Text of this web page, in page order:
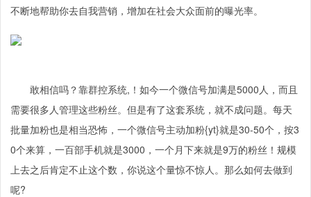
不断地帮助你去自我营销，增加在社会大众面前的曝光率。
敢相信吗？靠群控系统,！如今一个微信号加满是5000人，而且
需要很多人管理这些粉丝。但是有了这套系统，就不成问题。每天
批量加粉也是相当恐怖，一个微信号主动加粉{yt}就是30-50个，按3
0个来算，一百部手机就是3000，一个月下来就是9万的粉丝！规模
上去之后肯定不止这个数，你说这个量惊不惊人。那么如何去做到
呢?